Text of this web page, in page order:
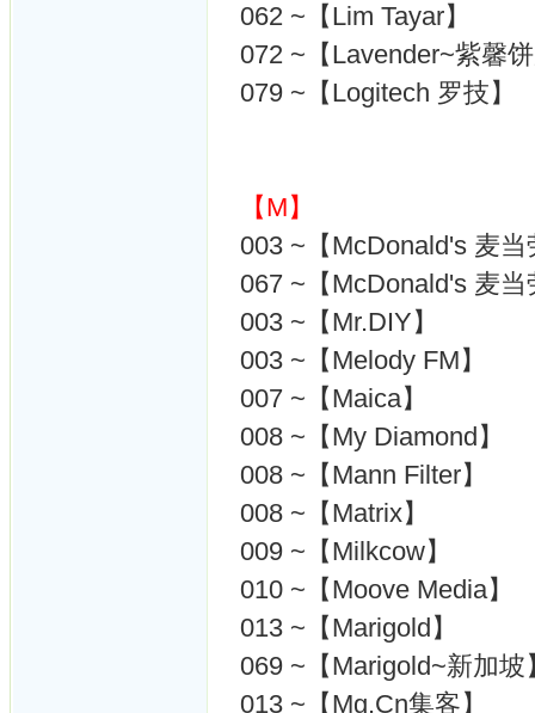
062 ~【Lim Tayar】
072 ~【Lavender~紫馨
079 ~【Logitech 罗技】
【M】
003 ~【McDonald's 麦
067 ~【McDonald's 麦
003 ~【Mr.DIY】
003 ~【Melody FM】
007 ~【Maica】
008 ~【My Diamond】
008 ~【Mann Filter】
008 ~【Matrix】
009 ~【Milkcow】
010 ~【Moove Media】
013 ~【Marigold】
069 ~【Marigold~新加坡
013 ~【Mg.Cn集客】